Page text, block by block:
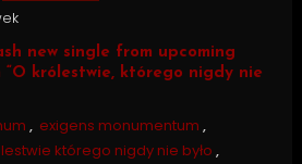
new single from upcoming
królestwie, którego nigdy nie
, exigens monumentum ,
którego nigdy nie było ,